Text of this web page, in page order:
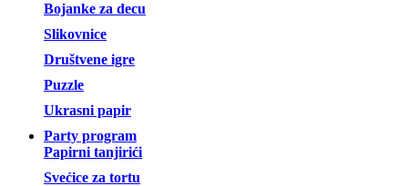
Bojanke za decu
Slikovnice
Društvene igre
Puzzle
Ukrasni papir
Party program
Papirni tanjirići
Svećice za tortu